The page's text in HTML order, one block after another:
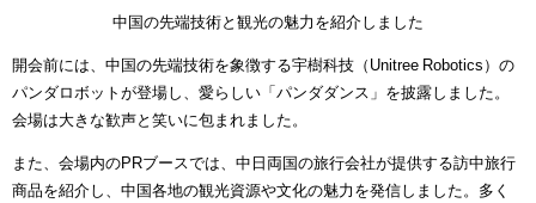
中国の先端技術と観光の魅力を紹介しました
開会前には、中国の先端技術を象徴する宇樹科技（Unitree Robotics）の
パンダロボットが登場し、愛らしい「パンダダンス」を披露しました。
会場は大きな歓声と笑いに包まれました。
また、会場内のPRブースでは、中日両国の旅行会社が提供する訪中旅行
商品を紹介し、中国各地の観光資源や文化の魅力を発信しました。多く